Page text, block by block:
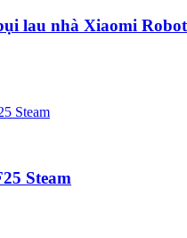
lau nhà Xiaomi
Steam